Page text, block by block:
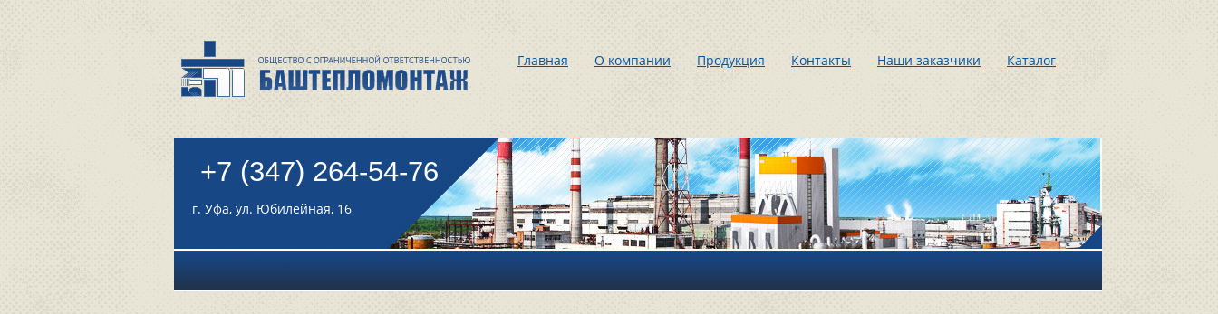
Главная О компании Продукция Контакты Наши заказчики Каталог
+7 (347) 264-54-76
г. Уфа, ул. Юбилейная, 16